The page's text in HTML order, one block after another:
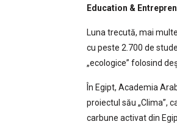
Education &
Luna trecută, mai
cu peste 2.700 de
„ecologice” folosind
În Egipt, Academia
proiectul său „Clima”,
carbune activat din